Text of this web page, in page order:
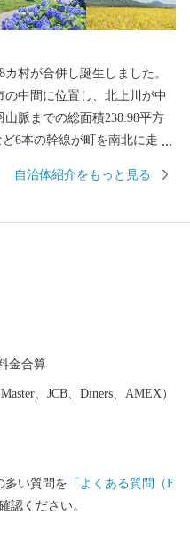
村が合併し誕生しました。
中間に位置し、北上川が中
脈までの総面積238.98平方
6本の幹線が町を南北に走
ーツ栽培も盛んです。
自治体紹介をもっと見る
金合算
、JCB、Diners、AMEX）
多い質問を 「よくある質問（F
認ください。